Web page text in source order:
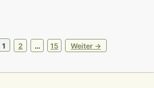
Seite
1 Seite
2 … Seite
15 Weiter →